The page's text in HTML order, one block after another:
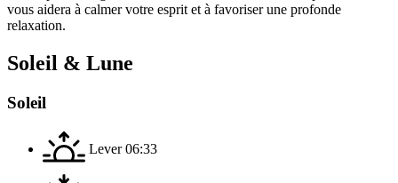
vous aidera à calmer votre esprit et à favoriser une profonde
relaxation.
Soleil & Lune
Soleil
Lever 06:33